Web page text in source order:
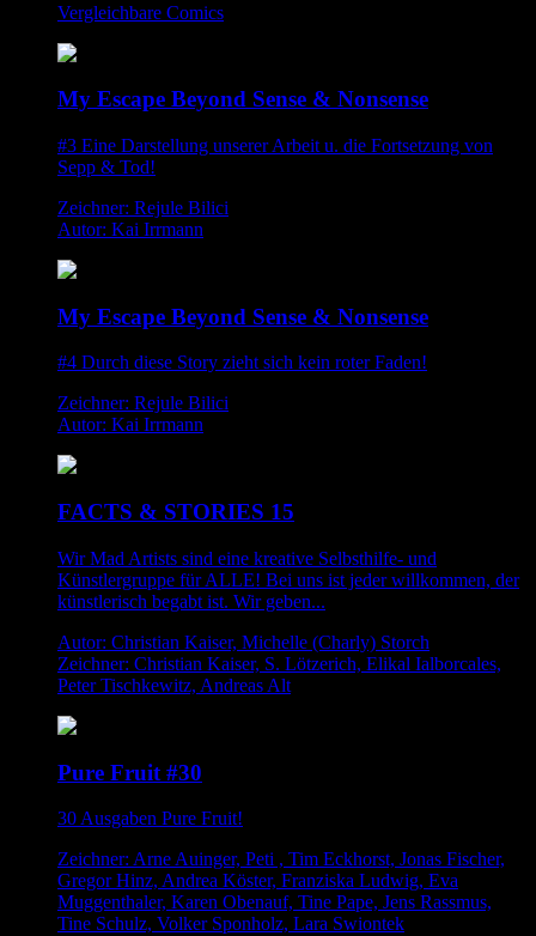
Vergleichbare Comics
My Escape Beyond Sense & Nonsense
#3 Eine Darstellung unserer Arbeit u. die Fortsetzung von
Sepp & Tod!
Zeichner: Rejule Bilici
Autor: Kai Irrmann
My Escape Beyond Sense & Nonsense
#4 Durch diese Story zieht sich kein roter Faden!
Zeichner: Rejule Bilici
Autor: Kai Irrmann
FACTS & STORIES 15
Wir Mad Artists sind eine kreative Selbsthilfe- und
Künstlergruppe für ALLE! Bei uns ist jeder willkommen, der
künstlerisch begabt ist. Wir geben...
Autor: Christian Kaiser, Michelle (Charly) Storch
Zeichner: Christian Kaiser, S. Lötzerich, Elikal Ialborcales,
Peter Tischkewitz, Andreas Alt
Pure Fruit #30
30 Ausgaben Pure Fruit!
Zeichner: Arne Auinger, Peti , Tim Eckhorst, Jonas Fischer,
Gregor Hinz, Andrea Köster, Franziska Ludwig, Eva
Muggenthaler, Karen Obenauf, Tine Pape, Jens Rassmus,
Tine Schulz, Volker Sponholz, Lara Swiontek